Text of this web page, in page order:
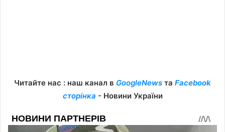
Читайте нас : наш канал в GoogleNews та Facebook
сторінка - Новини України